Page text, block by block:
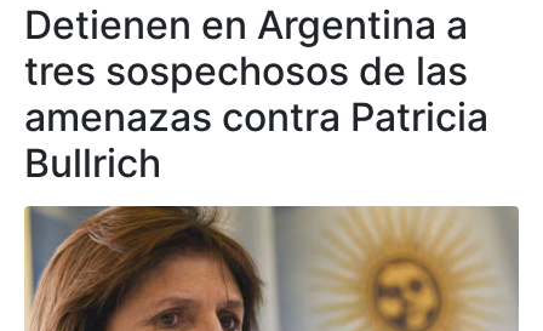
Detienen en Argentina a
tres sospechosos de las
amenazas contra Patricia
Bullrich